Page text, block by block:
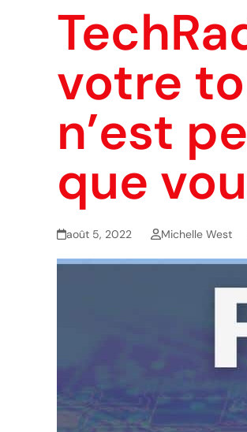
votre
n’est
que
août 5, 2022 Michelle West